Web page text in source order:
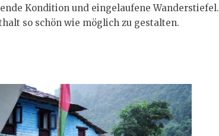
Kondition und eingelaufene Wanderstiefel.
so schön wie möglich zu gestalten.